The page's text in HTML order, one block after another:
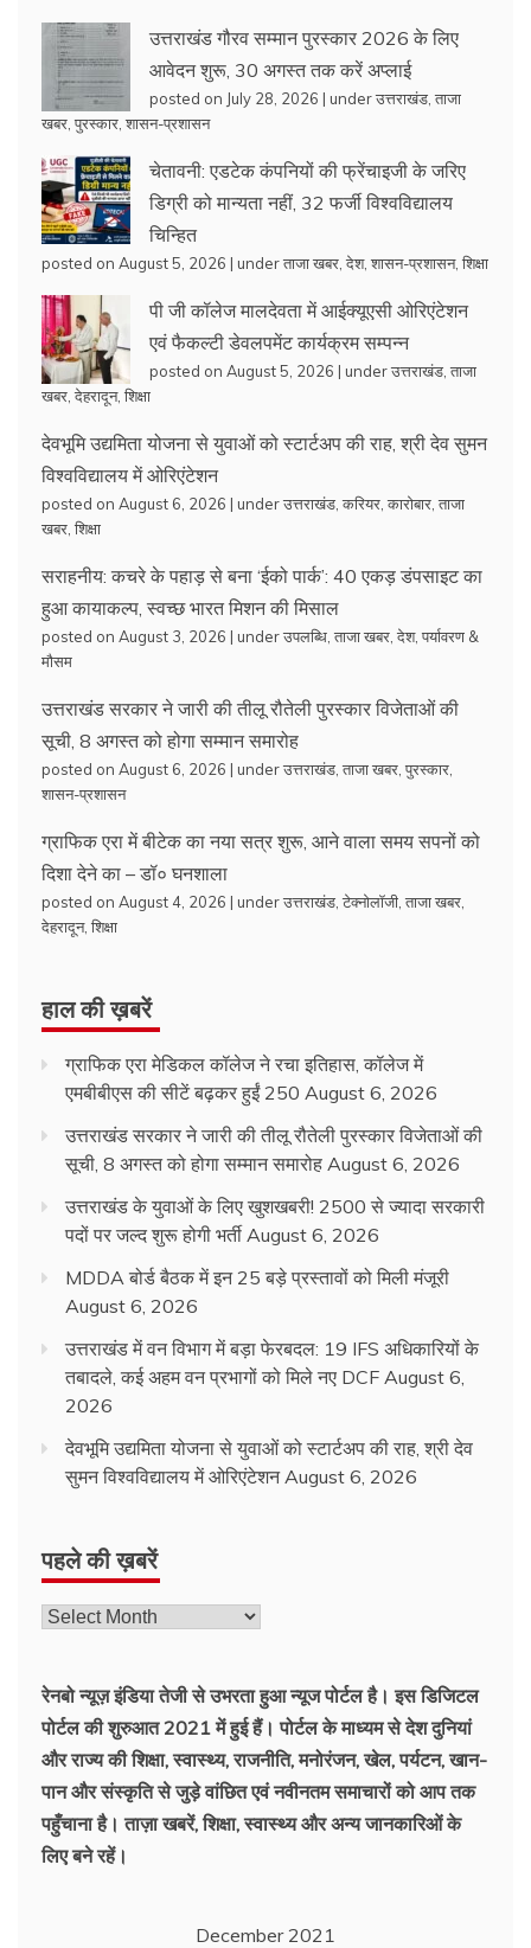
उत्तराखंड गौरव सम्मान पुरस्कार 2026 के लिए
आवेदन शुरू, 30 अगस्त तक करें अप्लाई
posted on July 28, 2026 | underउत्तराखंड ताजा
खबर पुरस्कार शासन-प्रशासन
चेतावनी: एडटेक कंपनियों की फ्रेंचाइजी के जरिए
डिग्री को मान्यता नहीं, 32 फर्जी विश्वविद्यालय
चिन्हित
posted on August 5, 2026 | underताजा खबर देश, शासन-प्रशासन, शिक्षा
पी जी कॉलेज मालदेवता में आईक्यूएसी ओरिएंटेशन
एवं फैकल्टी डेवलपमेंट कार्यक्रम सम्पन्न
posted on August 5, 2026 | underउत्तराखंड ताजा
खबर देहरादून, शिक्षा
देवभूमि उद्यमिता योजना से युवाओं को स्टार्टअप की राह, श्री देव सुमन
विश्वविद्यालय में ओरिएंटेशन
posted on August 6, 2026 | underउत्तराखंड करियर कारोबार ताजा
खबर शिक्षा
सराहनीय: कचरे के पहाड़ से बना ‘ईको पार्क’: 40 एकड़ डंपसाइट का
हुआ कायाकल्प, स्वच्छ भारत मिशन की मिसाल
posted on August 3, 2026 | underउपलब्धि ताजा खबर देश, पर्यावरण &
मौसम
उत्तराखंड सरकार ने जारी की तीलू रौतेली पुरस्कार विजेताओं की
सूची, 8 अगस्त को होगा सम्मान समारोह
posted on August 6, 2026 | underउत्तराखंड ताजा खबर पुरस्कार
शासन-प्रशासन
ग्राफिक एरा में बीटेक का नया सत्र शुरू, आने वाला समय सपनों को
दिशा देने का – डॉ० घनशाला
posted on August 4, 2026 | underउत्तराखंड टेक्नोलॉजी ताजा खबर
देहरादून, शिक्षा
हाल की ख़बरें
ग्राफिक एरा मेडिकल कॉलेज ने रचा इतिहास, कॉलेज में
एमबीबीएस की सीटें बढ़कर हुईं 250 August 6, 2026
उत्तराखंड सरकार ने जारी की तीलू रौतेली पुरस्कार विजेताओं की
सूची, 8 अगस्त को होगा सम्मान समारोह August 6, 2026
उत्तराखंड के युवाओं के लिए खुशखबरी! 2500 से ज्यादा सरकारी
पदों पर जल्द शुरू होगी भर्ती August 6, 2026
MDDA बोर्ड बैठक में इन 25 बड़े प्रस्तावों को मिली मंजूरी
August 6, 2026
उत्तराखंड में वन विभाग में बड़ा फेरबदल: 19 IFS अधिकारियों के
तबादले, कई अहम वन प्रभागों को मिले नए DCF August 6,
2026
देवभूमि उद्यमिता योजना से युवाओं को स्टार्टअप की राह, श्री देव
सुमन विश्वविद्यालय में ओरिएंटेशन August 6, 2026
पहले की ख़बरें
रेनबो न्यूज़ इंडिया तेजी से उभरता हुआ न्‍यूज पोर्टल है। इस डिजिटल
पोर्टल की शुरुआत 2021 में हुई हैं। पोर्टल के माध्यम से देश दुनियां
और राज्य की शिक्षा, स्वास्थ्य, राजनीति, मनोरंजन, खेल, पर्यटन, खान-
पान और संस्कृति से जुड़े वांछित एवं नवीनतम समाचारों को आप तक
पहुँचाना है। ताज़ा खबरें, शिक्षा, स्वास्थ्य और अन्य जानकारिओं के
लिए बने रहें।
December 2021